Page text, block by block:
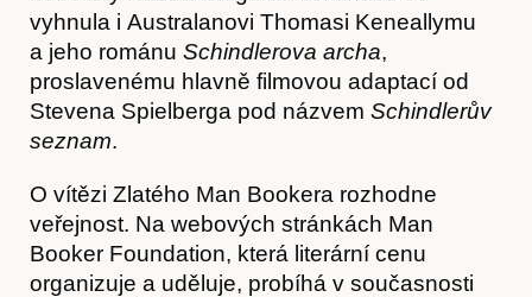
O nás
vyhnula i Australanovi Thomasi Keneallymu
a jeho románu Schindlerova archa,
proslavenému hlavně filmovou adaptací od
Stevena Spielberga pod názvem Schindlerův
seznam.
O vítězi Zlatého Man Bookera rozhodne
veřejnost. Na webových stránkách Man
Booker Foundation, která literární cenu
organizuje a uděluje, probíhá v současnosti